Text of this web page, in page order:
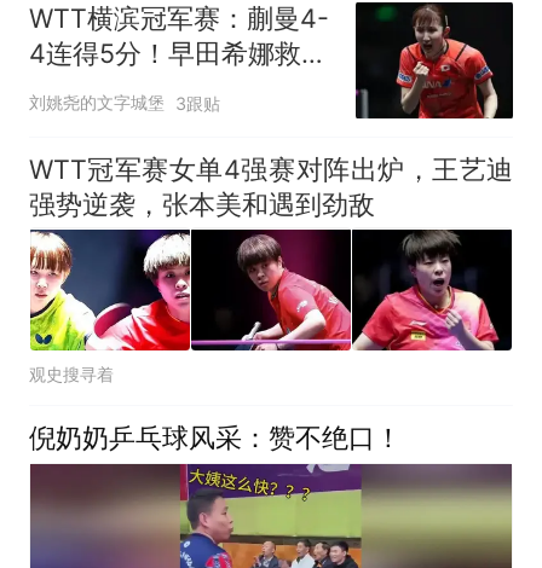
WTT横滨冠军赛：蒯曼4-
4连得5分！早田希娜救3
局点惜败，0-2落后
刘姚尧的文字城堡 3跟贴
WTT冠军赛女单4强赛对阵出炉，王艺迪
强势逆袭，张本美和遇到劲敌
观史搜寻着
倪奶奶乒乓球风采：赞不绝口！